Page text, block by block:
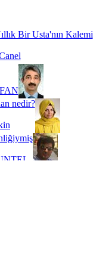
Bir Usta'nın Kalemi
nedir?
De Olsa Burdayız
Üstadım!